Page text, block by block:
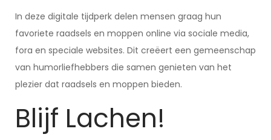
In deze digitale tijdperk delen mensen graag hun
favoriete raadsels en moppen online via sociale media,
fora en speciale websites. Dit creëert een gemeenschap
van humorliefhebbers die samen genieten van het
plezier dat raadsels en moppen bieden.
Blijf Lachen!